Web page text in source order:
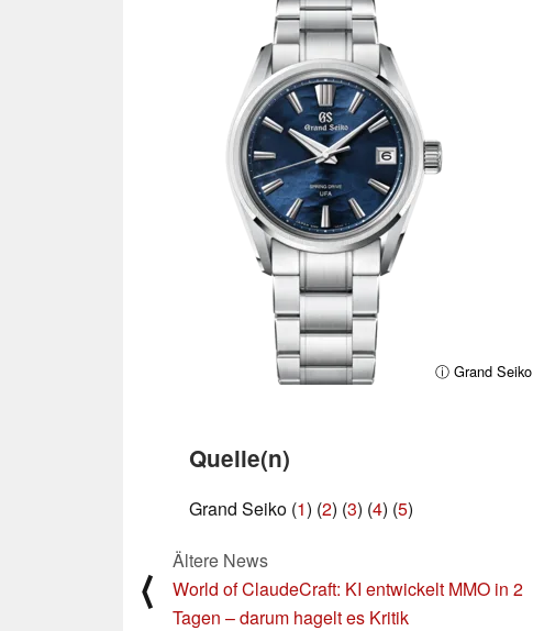
ⓘ Grand Seiko
Quelle(n)
Grand Seiko (1) (2) (3) (4) (5)
⟨
Ältere News
World of ClaudeCraft: KI entwickelt MMO in 2
Tagen – darum hagelt es Kritik